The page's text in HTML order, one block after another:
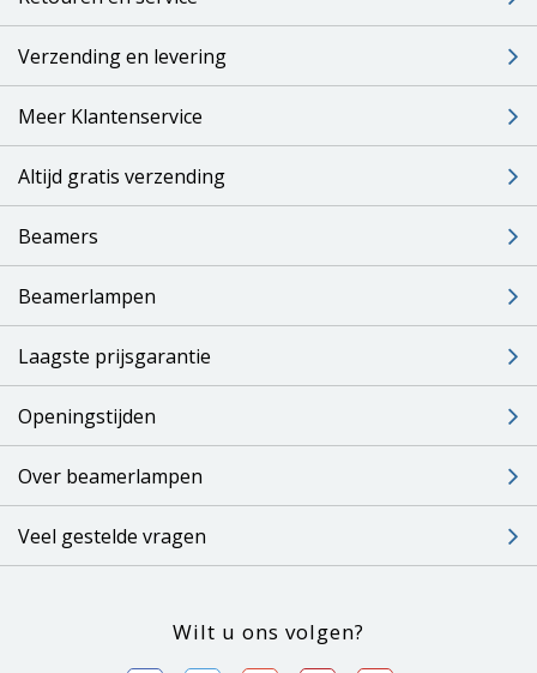
Verzending en levering
Meer Klantenservice
Altijd gratis verzending
Beamers
Beamerlampen
Laagste prijsgarantie
Openingstijden
Over beamerlampen
Veel gestelde vragen
Wilt u ons volgen?